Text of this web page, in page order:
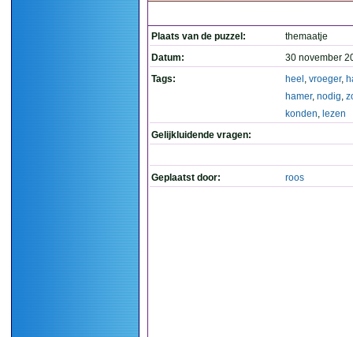
Plaats van de puzzel:
themaatje
Datum:
30 november
Tags:
heel , vroeger,
hamer, nodig,
konden, lezen
Gelijkluidende vragen:
Geplaatst door: roos